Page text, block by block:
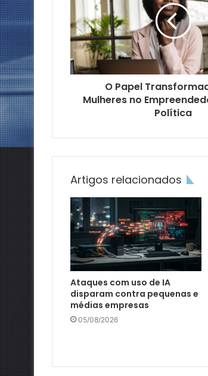
O Papel
Mulheres no
Política
Artigos relacionados
Ataques com uso de IA
disparam contra pequenas e
médias empresas
05/08/2026